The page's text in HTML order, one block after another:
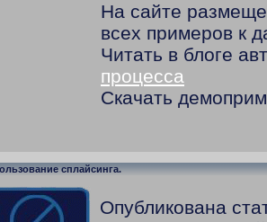
На сайте
всех примеров к
Читать в блоге
процесса
Скачать
сплайсинга.
Опубликована